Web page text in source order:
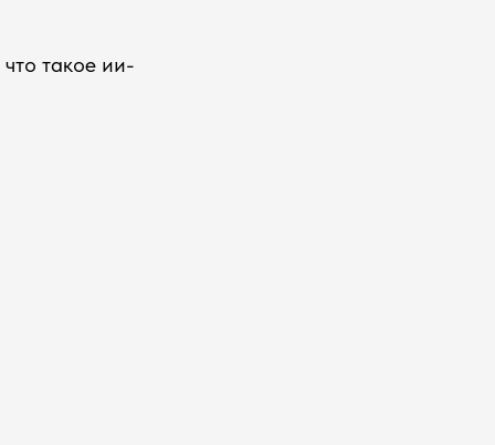
такое ии-